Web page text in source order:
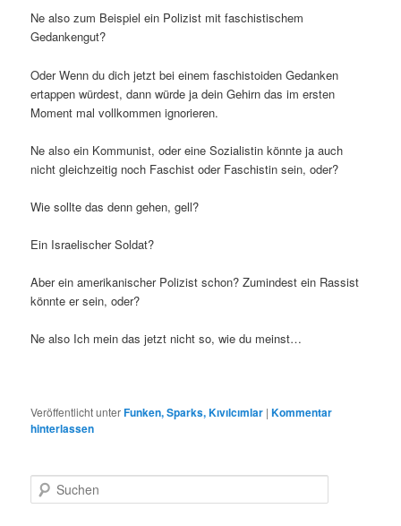
Ne also zum Beispiel ein Polizist mit faschistischem
Gedankengut?
Oder Wenn du dich jetzt bei einem faschistoiden Gedanken
ertappen würdest, dann würde ja dein Gehirn das im ersten
Moment mal vollkommen ignorieren.
Ne also ein Kommunist, oder eine Sozialistin könnte ja auch
nicht gleichzeitig noch Faschist oder Faschistin sein, oder?
Wie sollte das denn gehen, gell?
Ein Israelischer Soldat?
Aber ein amerikanischer Polizist schon? Zumindest ein Rassist
könnte er sein, oder?
Ne also Ich mein das jetzt nicht so, wie du meinst…
Veröffentlicht unterFunken, Sparks, Kıvılcımlar |Kommentar
hinterlassen
u